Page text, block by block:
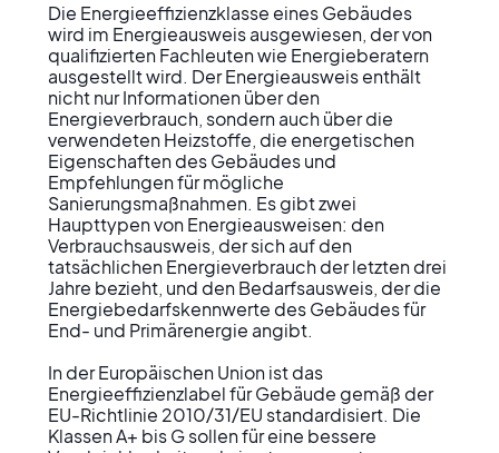
Die Energieeffizienzklasse eines Gebäudes
wird im Energieausweis ausgewiesen, der von
qualifizierten Fachleuten wie Energieberatern
ausgestellt wird. Der Energieausweis enthält
nicht nur Informationen über den
Energieverbrauch, sondern auch über die
verwendeten Heizstoffe, die energetischen
Eigenschaften des Gebäudes und
Empfehlungen für mögliche
Sanierungsmaßnahmen. Es gibt zwei
Haupttypen von Energieausweisen: den
Verbrauchsausweis, der sich auf den
tatsächlichen Energieverbrauch der letzten drei
Jahre bezieht, und den Bedarfsausweis, der die
Energiebedarfskennwerte des Gebäudes für
End- und Primärenergie angibt.
In der Europäischen Union ist das
Energieeffizienzlabel für Gebäude gemäß der
EU-Richtlinie 2010/31/EU standardisiert. Die
Klassen A+ bis G sollen für eine bessere